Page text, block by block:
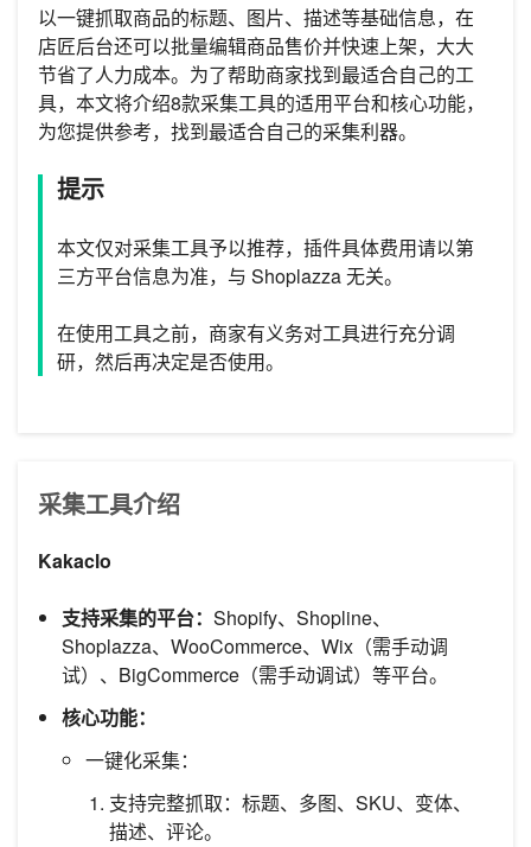
以一键抓取商品的标题、图片、描述等基础信息，在
店匠后台还可以批量编辑商品售价并快速上架，大大
节省了人力成本。为了帮助商家找到最适合自己的工
具，本文将介绍8款采集工具的适用平台和核心功能，
为您提供参考，找到最适合自己的采集利器。
提示
本文仅对采集工具予以推荐，插件具体费用请以第
三方平台信息为准，与 Shoplazza 无关。
在使用工具之前，商家有义务对工具进行充分调
研，然后再决定是否使用。
采集工具介绍
Kakaclo
支持采集的平台： Shopify、Shopline、
Shoplazza、WooCommerce、Wix（需手动调
试）、BigCommerce（需手动调试）等平台。
核心功能：
一键化采集：
支持完整抓取：标题、多图、SKU、变体、
描述、评论。